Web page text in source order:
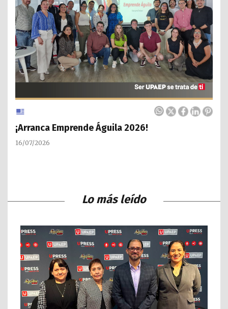
¡Arranca Emprende Águila 2026!
16/07/2026
Lo más leído